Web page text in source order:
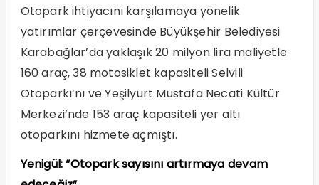
Otopark ihtiyacını karşılamaya yönelik
yatırımlar çerçevesinde Büyükşehir Belediyesi
Karabağlar’da yaklaşık 20 milyon lira maliyetle
160 araç, 38 motosiklet kapasiteli Selvili
Otoparkı’nı ve Yeşilyurt Mustafa Necati Kültür
Merkezi’nde 153 araç kapasiteli yer altı
otoparkını hizmete açmıştı.
Yenigül: “Otopark sayısını artırmaya devam